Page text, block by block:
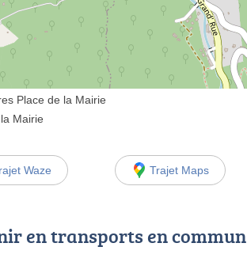
Place de la Mairie
Mairie
Waze Trajet Maps
en transports en commun